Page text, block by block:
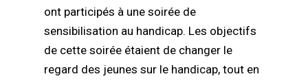
ont participés à une soirée de
sensibilisation au handicap. Les objectifs
de cette soirée étaient de changer le
regard des jeunes sur le handicap, tout en